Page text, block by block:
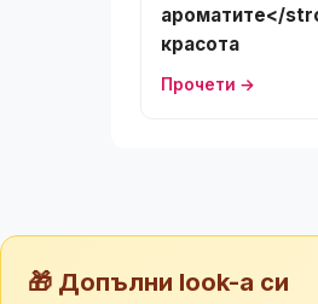
ароматите</
красота
Прочети →
🎁 Допълни look-а си